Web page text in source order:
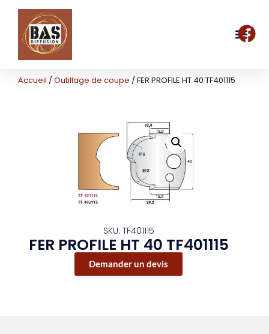
Accueil /Outillage de coupe / FER PROFILE HT 40 TF401115
SKU: TF401115
FER PROFILE HT 40 TF401115
Demander un devis